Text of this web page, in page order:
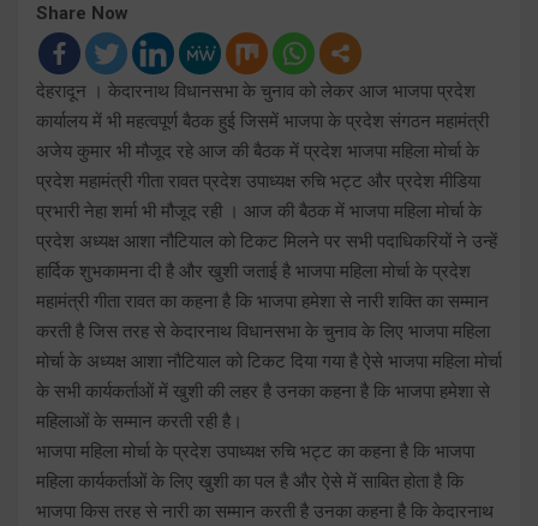
Share Now
देहरादून । केदारनाथ विधानसभा के चुनाव को लेकर आज भाजपा प्रदेश
कार्यालय में भी महत्वपूर्ण बैठक हुई जिसमें भाजपा के प्रदेश संगठन महामंत्री
अजेय कुमार भी मौजूद रहे आज की बैठक में प्रदेश भाजपा महिला मोर्चा के
प्रदेश महामंत्री गीता रावत प्रदेश उपाध्यक्ष रुचि भट्ट और प्रदेश मीडिया
प्रभारी नेहा शर्मा भी मौजूद रही । आज की बैठक में भाजपा महिला मोर्चा के
प्रदेश अध्यक्ष आशा नौटियाल को टिकट मिलने पर सभी पदाधिकरियों ने उन्हें
हार्दिक शुभकामना दी है और खुशी जताई है भाजपा महिला मोर्चा के प्रदेश
महामंत्री गीता रावत का कहना है कि भाजपा हमेशा से नारी शक्ति का सम्मान
करती है जिस तरह से केदारनाथ विधानसभा के चुनाव के लिए भाजपा महिला
मोर्चा के अध्यक्ष आशा नौटियाल को टिकट दिया गया है ऐसे भाजपा महिला मोर्चा
के सभी कार्यकर्ताओं में खुशी की लहर है उनका कहना है कि भाजपा हमेशा से
महिलाओं के सम्मान करती रही है।
भाजपा महिला मोर्चा के प्रदेश उपाध्यक्ष रुचि भट्ट का कहना है कि भाजपा
महिला कार्यकर्ताओं के लिए खुशी का पल है और ऐसे में साबित होता है कि
भाजपा किस तरह से नारी का सम्मान करती है उनका कहना है कि केदारनाथ